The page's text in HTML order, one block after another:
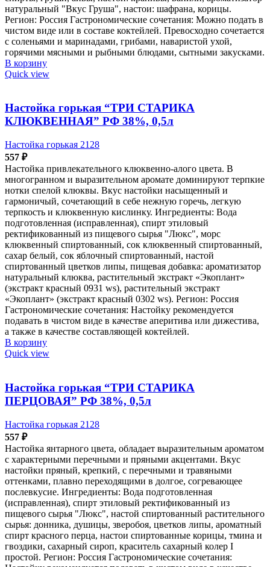
натуральный "Вкус Груша", настои: шафрана, корицы.
Регион: Россия Гастрономические сочетания: Можно подать в
чистом виде или в составе коктейлей. Превосходно сочетается
с соленьями и маринадами, грибами, наваристой ухой,
горячими мясными и рыбными блюдами, сытными закусками.
В корзину
Quick view
Настойка горькая “ТРИ СТАРИКА
КЛЮКВЕННАЯ” РФ 38%, 0,5л
Настойка горькая 2128
557 ₽
Настойка привлекательного клюквенно-алого цвета. В
многогранном и выразительном аромате доминируют терпкие
нотки спелой клюквы. Вкус настойки насыщенный и
гармоничый, сочетающий в себе нежную горечь, легкую
терпкость и клюквенную кислинку. Ингредиенты: Вода
подготовленная (исправленная), спирт этиловый
ректификованный из пищевого сырья "Люкс", морс
клюквенный спиртованный, сок клюквенный спиртованный,
сахар белый, сок яблочный спиртованный, настой
спиртованный цветков липы, пищевая добавка: ароматизатор
натуральный клюква, растительный экстракт «Экоплант»
(экстракт красный 0931 ws), растительный экстракт
«Экоплант» (экстракт красный 0302 ws). Регион: Россия
Гастрономические сочетания: Настойку рекомендуется
подавать в чистом виде в качестве аперитива или дижестива,
а также в качестве составляющей коктейлей.
В корзину
Quick view
Настойка горькая “ТРИ СТАРИКА
ПЕРЦОВАЯ” РФ 38%, 0,5л
Настойка горькая 2128
557 ₽
Настойка янтарного цвета, обладает выразительным ароматом
с характерными перечными и пряными акцентами. Вкус
настойки пряный, крепкий, с перечными и травяными
оттенками, плавно переходящими в долгое, согревающее
послевкусие. Ингредиенты: Вода подготовленная
(исправленная), спирт этиловый ректификованный из
пищевого сырья "Люкс", настой спиртованный растительного
сырья: донника, душицы, зверобоя, цветков липы, ароматный
спирт красного перца, настои спиртованные корицы, тмина и
гвоздики, сахарный сироп, краситель сахарный колер I
простой. Регион: Россия Гастрономические сочетания: